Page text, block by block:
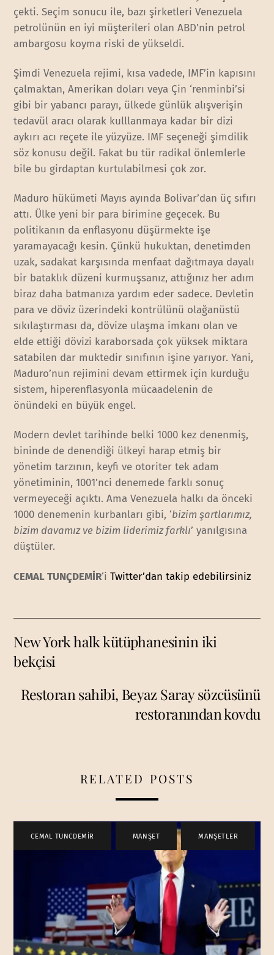
çekti. Seçim sonucu ile, bazı şirketleri Venezuela
petrolünün en iyi müşterileri olan ABD’nin petrol
ambargosu koyma riski de yükseldi.
Şimdi Venezuela rejimi, kısa vadede, IMF’in kapısını
çalmaktan, Amerikan doları veya Çin ‘renminbi’si
gibi bir yabancı parayı, ülkede günlük alışverişin
tedavül aracı olarak kulllanmaya kadar bir dizi
aykırı acı reçete ile yüzyüze. IMF seçeneği şimdilik
söz konusu değil. Fakat bu tür radikal önlemlerle
bile bu girdaptan kurtulabilmesi çok zor.
Maduro hükümeti Mayıs ayında Bolivar’dan üç sıfırı
attı. Ülke yeni bir para birimine geçecek. Bu
politikanın da enflasyonu düşürmekte işe
yaramayacağı kesin. Çünkü hukuktan, denetimden
uzak, sadakat karşısında menfaat dağıtmaya dayalı
bir bataklık düzeni kurmuşsanız, attığınız her adım
biraz daha batmanıza yardım eder sadece. Devletin
para ve döviz üzerindeki kontrülünü olağanüstü
sıkılaştırması da, dövize ulaşma imkanı olan ve
elde ettiği dövizi karaborsada çok yüksek miktara
satabilen dar muktedir sınıfının işine yarıyor. Yani,
Maduro’nun rejimini devam ettirmek için kurduğu
sistem, hiperenflasyonla mücaadelenin de
önündeki en büyük engel.
Modern devlet tarihinde belki 1000 kez denenmiş,
bininde de denendiği ülkeyi harap etmiş bir
yönetim tarzının, keyfi ve otoriter tek adam
yönetiminin, 1001’nci denemede farklı sonuç
vermeyeceği açıktı. Ama Venezuela halkı da önceki
1000 denemenin kurbanları gibi, ‘bizim şartlarımız,
bizim davamız ve bizim liderimiz farklı’ yanılgısına
düştüler.
CEMAL TUNÇDEMİR‘iTwitter’dan takip edebilirsiniz
New York halk kütüphanesinin iki
bekçisi
Restoran sahibi, Beyaz Saray sözcüsünü
restoranından kovdu
RELATED POSTS
CEMAL TUNCDEMİR MANŞET , MANŞETLER